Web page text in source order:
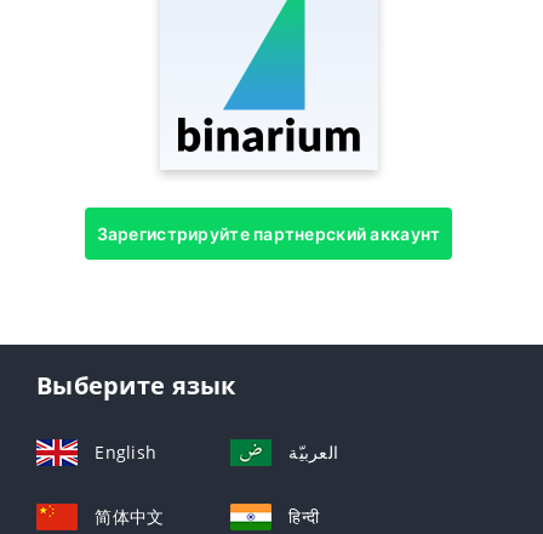
Зарегистрируйте партнерский аккаунт
Выберите язык
English العربيّة
简体中文 हिन्दी